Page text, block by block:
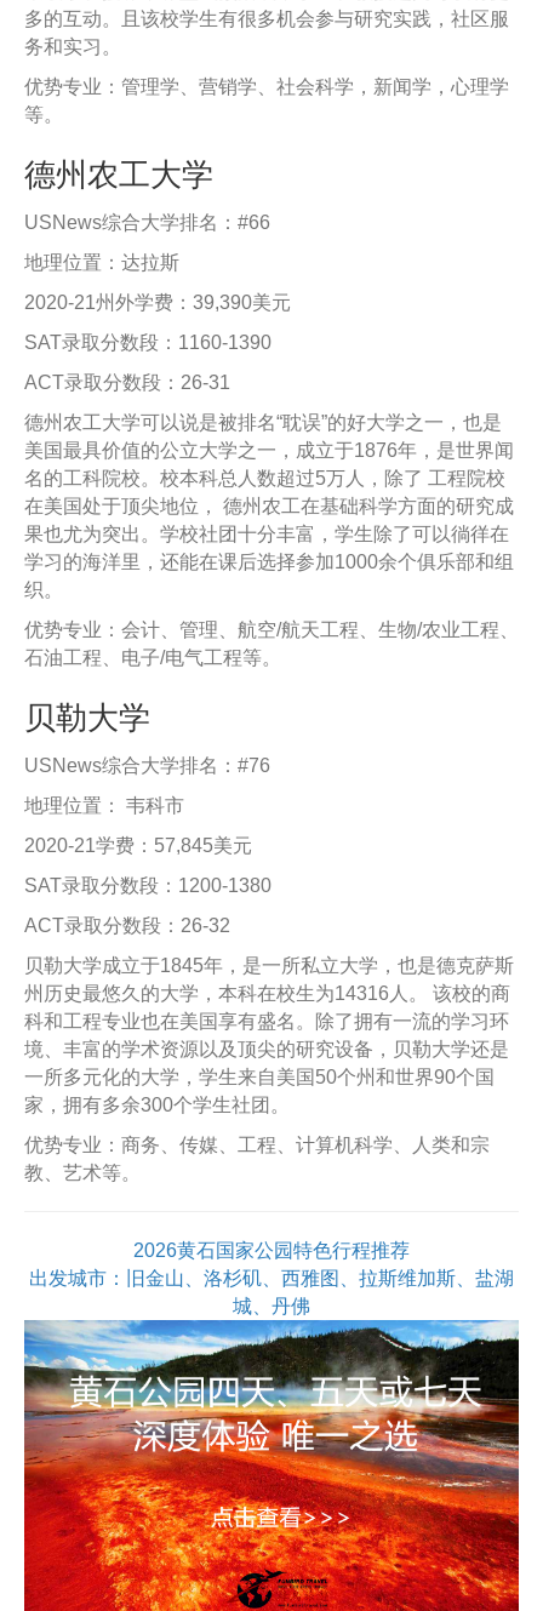
多的互动。且该校学生有很多机会参与研究实践，社区服
务和实习。
优势专业：管理学、营销学、社会科学，新闻学，心理学
等。
德州农工大学
USNews综合大学排名：#66
地理位置：达拉斯
2020-21州外学费：39,390美元
SAT录取分数段：1160-1390
ACT录取分数段：26-31
德州农工大学可以说是被排名“耽误”的好大学之一，也是
美国最具价值的公立大学之一，成立于1876年，是世界闻
名的工科院校。校本科总人数超过5万人，除了 工程院校
在美国处于顶尖地位， 德州农工在基础科学方面的研究成
果也尤为突出。学校社团十分丰富，学生除了可以徜徉在
学习的海洋里，还能在课后选择参加1000余个俱乐部和组
织。
优势专业：会计、管理、航空/航天工程、生物/农业工程、
石油工程、电子/电气工程等。
贝勒大学
USNews综合大学排名：#76
地理位置： 韦科市
2020-21学费：57,845美元
SAT录取分数段：1200-1380
ACT录取分数段：26-32
贝勒大学成立于1845年，是一所私立大学，也是德克萨斯
州历史最悠久的大学，本科在校生为14316人。 该校的商
科和工程专业也在美国享有盛名。除了拥有一流的学习环
境、丰富的学术资源以及顶尖的研究设备，贝勒大学还是
一所多元化的大学，学生来自美国50个州和世界90个国
家，拥有多余300个学生社团。
优势专业：商务、传媒、工程、计算机科学、人类和宗
教、艺术等。
2026黄石国家公园特色行程推荐
出发城市：旧金山、洛杉矶、西雅图、拉斯维加斯、盐湖
城、丹佛